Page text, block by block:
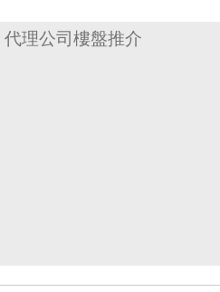
代理公司樓盤推介